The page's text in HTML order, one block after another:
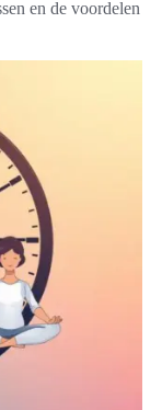
en de voordelen